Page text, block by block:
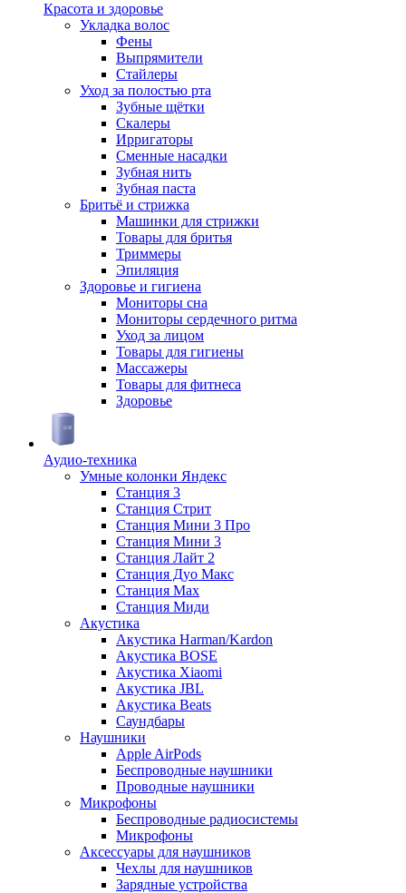
Красота и здоровье
Укладка волос
Фены
Выпрямители
Стайлеры
Уход за полостью рта
Зубные щётки
Скалеры
Ирригаторы
Сменные насадки
Зубная нить
Зубная паста
Бритьё и стрижка
Машинки для стрижки
Товары для бритья
Триммеры
Эпиляция
Здоровье и гигиена
Мониторы сна
Мониторы сердечного ритма
Уход за лицом
Товары для гигиены
Массажеры
Товары для фитнеса
Здоровье
Аудио-техника
Умные колонки Яндекс
Станция 3
Станция Стрит
Станция Мини 3 Про
Станция Мини 3
Станция Лайт 2
Станция Дуо Макс
Станция Max
Станция Миди
Акустика
Акустика Harman/Kardon
Акустика BOSE
Акустика Xiaomi
Акустика JBL
Акустика Beats
Саундбары
Наушники
Apple AirPods
Беспроводные наушники
Проводные наушники
Микрофоны
Беспроводные радиосистемы
Микрофоны
Аксессуары для наушников
Чехлы для наушников
Зарядные устройства